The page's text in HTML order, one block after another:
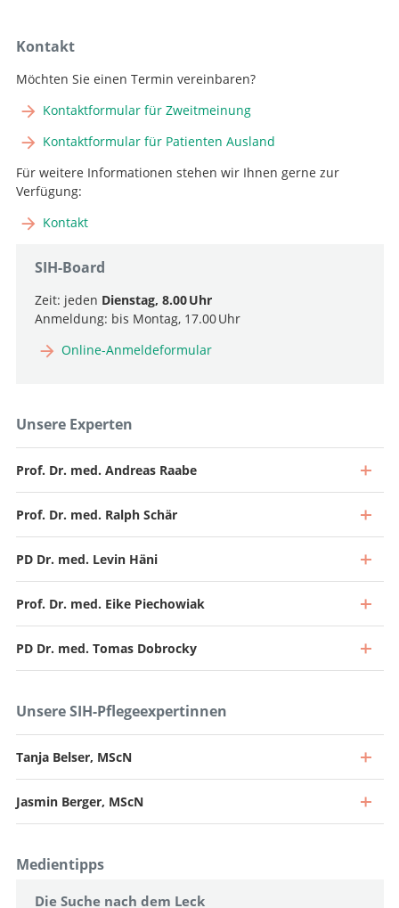
Kontakt
Möchten Sie einen Termin vereinbaren?
Kontaktformular für Zweitmeinung
Kontaktformular für Patienten Ausland
Für weitere Informationen stehen wir Ihnen gerne zur
Verfügung:
Kontakt
SIH-Board
Zeit: jeden Dienstag, 8.00 Uhr
Anmeldung: bis Montag, 17.00 Uhr
Online-Anmeldeformular
Unsere Experten
Prof. Dr. med. Andreas Raabe
Direktor und Chefarzt
Prof. Dr. med. Ralph Schär
PD Dr. med. Levin Häni
Oberarzt
Prof. Dr. med. Eike Piechowiak
PD Dr. med. Tomas Dobrocky
Unsere SIH-Pflegeexpertinnen
Tanja Belser, MScN
Jasmin Berger, MScN
Medientipps
Die Suche nach dem Leck